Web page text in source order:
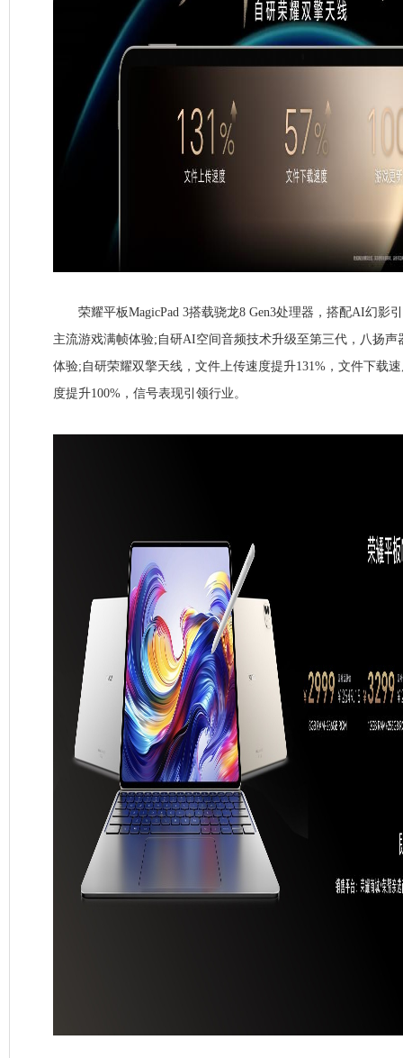
荣耀平板MagicPad 3搭载骁龙8 Gen3处理器，搭配AI幻影
主流游戏满帧体验;自研AI空间音频技术升级至第三代，八扬声
体验;自研荣耀双擎天线，文件上传速度提升131%，文件下载
度提升100%，信号表现引领行业。